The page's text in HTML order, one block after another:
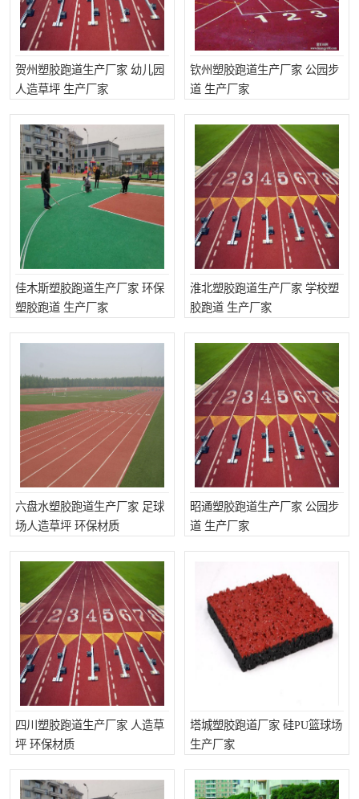
贺州塑胶跑道生产厂家 幼儿园
人造草坪 生产厂家
钦州塑胶跑道生产厂家 公园步
道 生产厂家
佳木斯塑胶跑道生产厂家 环保
塑胶跑道 生产厂家
淮北塑胶跑道生产厂家 学校塑
胶跑道 生产厂家
六盘水塑胶跑道生产厂家 足球
场人造草坪 环保材质
昭通塑胶跑道生产厂家 公园步
道 生产厂家
四川塑胶跑道生产厂家 人造草
坪 环保材质
塔城塑胶跑道厂家 硅PU篮球场
生产厂家